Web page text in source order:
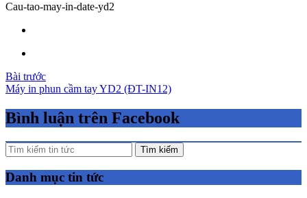
Cau-tao-may-in-date-yd2
Điều
hướng
bài
Bài trước
Máy in phun cầm tay YD2 (ĐT-IN12)
Bình luận trên Facebook
Tìm kiếm
Danh mục tin tức